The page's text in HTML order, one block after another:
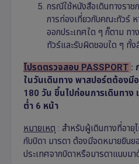
กรณีใช้หนังสือเดินทางราช
การท่องเที่ยวกับคณะทัวร์ ห
ออกประเทศใด ๆ ก็ตาม ท
ทัวร์และรับผิดชอบใด ๆ ทั้ง
โปรดตรวจสอบ PASSPORT :
ในวันเดินทาง พาสปอร์ตต้องมี
180 วัน ขึ้นไปก่อนการเดินทาง
ต่ำ 6 หน้า
หมายเหตุ : สำหรับผู้เดินทางที่อายุ
กับบิดา มารดา ต้องมีจดหมายยินย
ประเทศจากบิดาหรือมารดาแนบมา